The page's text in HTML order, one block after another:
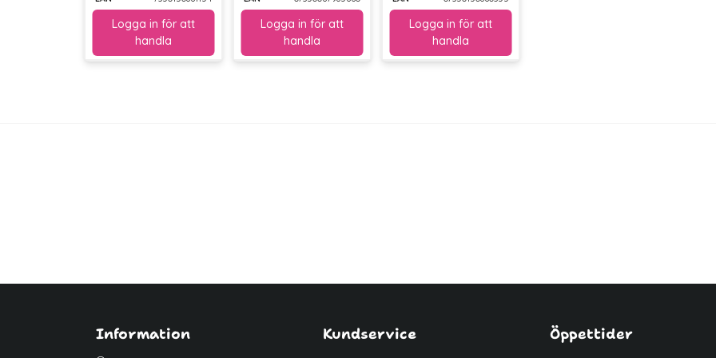
Information Kundservice Öppettider